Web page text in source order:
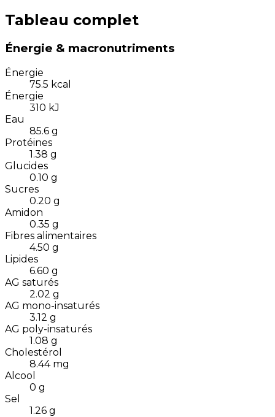
Tableau complet
Énergie & macronutriments
Énergie
75.5 kcal
Énergie
310 kJ
Eau
85.6 g
Protéines
1.38 g
Glucides
0.10 g
Sucres
0.20 g
Amidon
0.35 g
Fibres alimentaires
4.50 g
Lipides
6.60 g
AG saturés
2.02 g
AG mono-insaturés
3.12 g
AG poly-insaturés
1.08 g
Cholestérol
8.44 mg
Alcool
0 g
Sel
1.26 g